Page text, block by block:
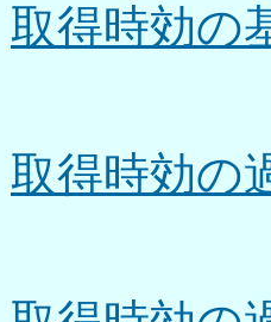
取得時効の
取得時効